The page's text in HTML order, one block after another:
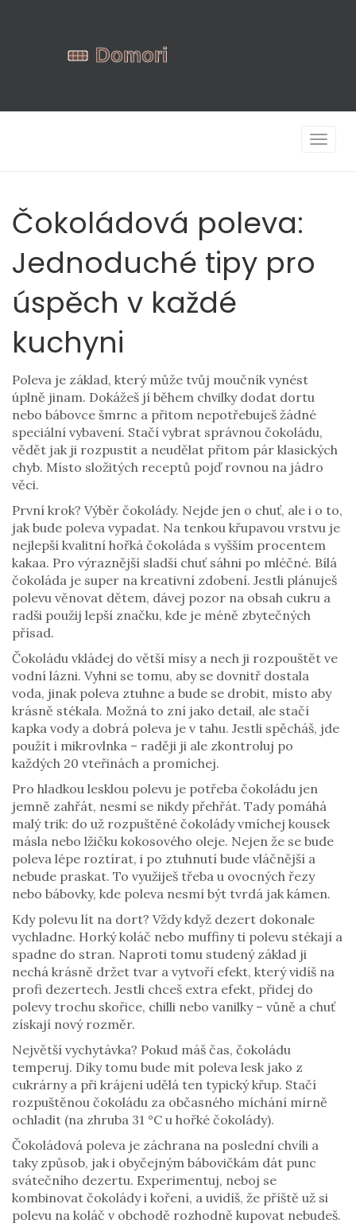
Čokoládová poleva:
Jednoduché tipy pro
úspěch v každé
kuchyni
Poleva je základ, který může tvůj moučník vynést
úplně jinam. Dokážeš jí během chvilky dodat dortu
nebo bábovce šmrnc a přitom nepotřebuješ žádné
speciální vybavení. Stačí vybrat správnou čokoládu,
vědět jak ji rozpustit a neudělat přitom pár klasických
chyb. Místo složitých receptů pojď rovnou na jádro
věci.
První krok? Výběr čokolády. Nejde jen o chuť, ale i o to,
jak bude poleva vypadat. Na tenkou křupavou vrstvu je
nejlepší kvalitní hořká čokoláda s vyšším procentem
kakaa. Pro výraznější sladší chuť sáhni po mléčné. Bílá
čokoláda je super na kreativní zdobení. Jestli plánuješ
polevu věnovat dětem, dávej pozor na obsah cukru a
radši použij lepší značku, kde je méně zbytečných
přísad.
Čokoládu vkládej do větší mísy a nech ji rozpouštět ve
vodní lázni. Vyhni se tomu, aby se dovnitř dostala
voda, jinak poleva ztuhne a bude se drobit, místo aby
krásně stékala. Možná to zní jako detail, ale stačí
kapka vody a dobrá poleva je v tahu. Jestli spěcháš, jde
použít i mikrovlnka – raději ji ale zkontroluj po
každých 20 vteřinách a promíchej.
Pro hladkou lesklou polevu je potřeba čokoládu jen
jemně zahřát, nesmí se nikdy přehřát. Tady pomáhá
malý trik: do už rozpuštěné čokolády vmíchej kousek
másla nebo lžičku kokosového oleje. Nejen že se bude
poleva lépe roztírat, i po ztuhnutí bude vláčnější a
nebude praskat. To využiješ třeba u ovocných řezy
nebo bábovky, kde poleva nesmí být tvrdá jak kámen.
Kdy polevu lít na dort? Vždy když dezert dokonale
vychladne. Horký koláč nebo muffiny ti polevu stékají a
spadne do stran. Naproti tomu studený základ ji
nechá krásně držet tvar a vytvoří efekt, který vidíš na
profi dezertech. Jestli chceš extra efekt, přidej do
polevy trochu skořice, chilli nebo vanilky – vůně a chuť
získají nový rozměr.
Největší vychytávka? Pokud máš čas, čokoládu
temperuj. Díky tomu bude mít poleva lesk jako z
cukrárny a při krájení udělá ten typický křup. Stačí
rozpuštěnou čokoládu za občasného míchání mírně
ochladit (na zhruba 31 °C u hořké čokolády).
Čokoládová poleva je záchrana na poslední chvíli a
taky způsob, jak i obyčejným bábovičkám dát punc
svátečního dezertu. Experimentuj, neboj se
kombinovat čokolády i koření, a uvidíš, že příště už si
polevu na koláč v obchodě rozhodně kupovat nebudeš.